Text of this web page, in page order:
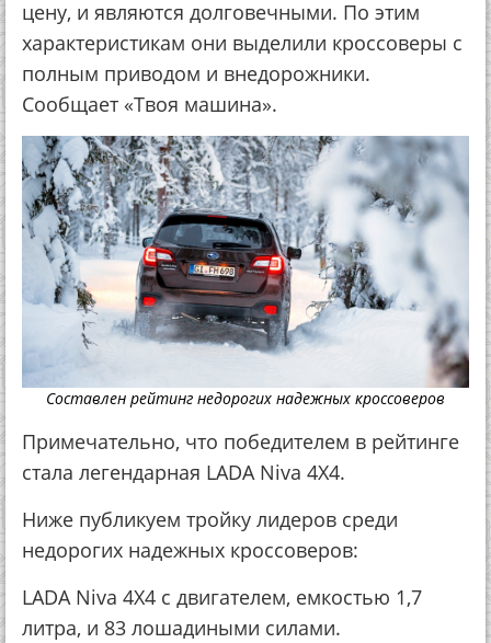
цену, и являются долговечными. По этим
характеристикам они выделили кроссоверы с
полным приводом и внедорожники.
Сообщает «Твоя машина».
Составлен рейтинг недорогих надежных кроссоверов
Примечательно, что победителем в рейтинге
стала легендарная LADA Niva 4X4.
Ниже публикуем тройку лидеров среди
недорогих надежных кроссоверов:
LADA Niva 4X4 с двигателем, емкостью 1,7
литра, и 83 лошадиными силами.